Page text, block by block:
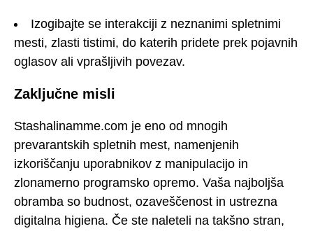
Izogibajte se interakciji z neznanimi spletnimi
mesti, zlasti tistimi, do katerih pridete prek pojavnih
oglasov ali vprašljivih povezav.
Zaključne misli
Stashalinamme.com je eno od mnogih
prevarantskih spletnih mest, namenjenih
izkoriščanju uporabnikov z manipulacijo in
zlonamerno programsko opremo. Vaša najboljša
obramba so budnost, ozaveščenost in ustrezna
digitalna higiena. Če ste naleteli na takšno stran,